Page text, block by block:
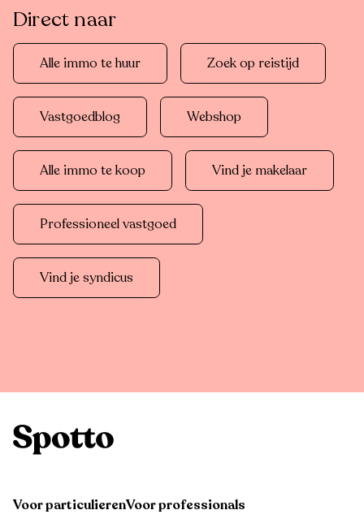
Direct naar
Alle immo te huur Zoek op reistijd
Vastgoedblog Webshop
Alle immo te koop Vind je makelaar
Professioneel vastgoed
Vind je syndicus
Voor particulierenVoor professionals